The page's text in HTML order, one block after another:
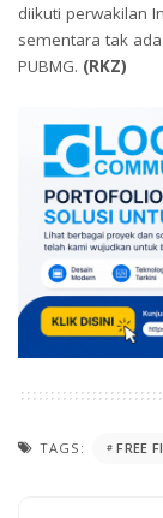
diikuti perwakilan
sementara tak
PUBMG.
TAGS: FREE